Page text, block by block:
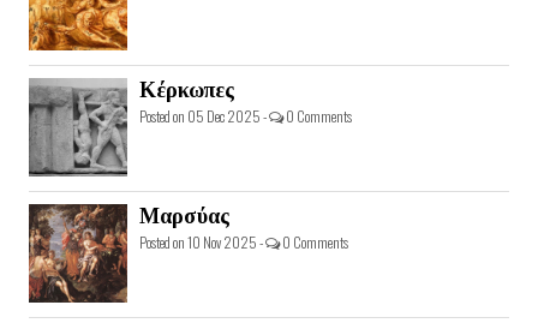
Κέρκωπες
Posted on 05 Dec 2025 - 0 Comments
Μαρσύας
Posted on 10 Nov 2025 - 0 Comments